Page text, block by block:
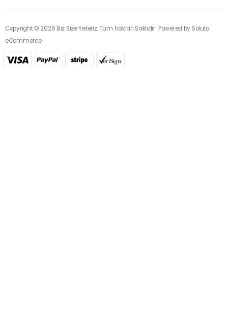
Copyright © 2026 Biz Size Yeteriz. Tüm hakları Saklıdır.. Powered by Soluto
eCommerce